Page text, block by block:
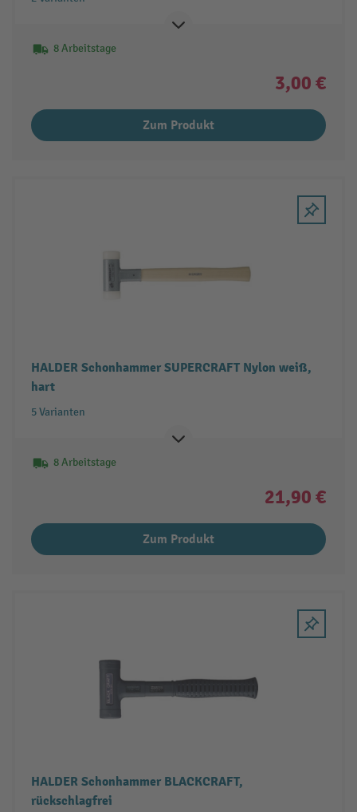
8 Arbeitstage
3,00 €
Zum Produkt
HALDER Schonhammer SUPERCRAFT Nylon weiß,
hart
5 Varianten
8 Arbeitstage
21,90 €
Zum Produkt
HALDER Schonhammer BLACKCRAFT,
rückschlagfrei